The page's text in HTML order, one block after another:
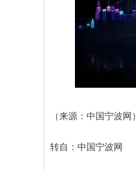
（来源：中国宁波网）
转自：中国宁波网